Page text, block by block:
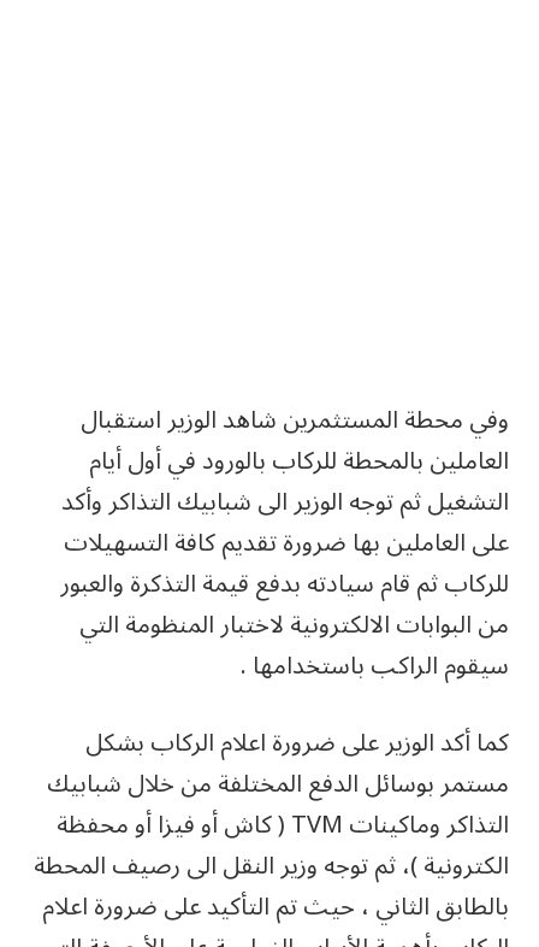
وفي محطة المستثمرين شاهد الوزير استقبال
العاملين بالمحطة للركاب بالورود في أول أيام
التشغيل ثم توجه الوزير الى شبابيك التذاكر وأكد
على العاملين بها ضرورة تقديم كافة التسهيلات
للركاب ثم قام سيادته بدفع قيمة التذكرة والعبور
من البوابات الالكترونية لاختبار المنظومة التي
سيقوم الراكب باستخدامها .
كما أكد الوزير على ضرورة اعلام الركاب بشكل
مستمر بوسائل الدفع المختلفة من خلال شبابيك
التذاكر وماكينات TVM ( كاش أو فيزا أو محفظة
الكترونية )، ثم توجه وزير النقل الى رصيف المحطة
بالطابق الثاني ، حيث تم التأكيد على ضرورة اعلام